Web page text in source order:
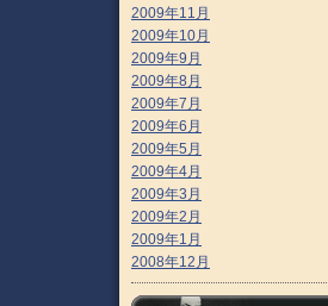
2009年11月
2009年10月
2009年9月
2009年8月
2009年7月
2009年6月
2009年5月
2009年4月
2009年3月
2009年2月
2009年1月
2008年12月